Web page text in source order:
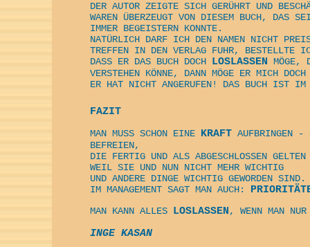
DER AUTOR ZEIGTE SICH GERÜHRT UND
WAREN ÜBERZEUGT VON DIESEM BUCH, DAS
IMMER BEGEISTERN KONNTE.
NATÜRLICH DARF ICH DEN NAMEN NICHT
TREFFEN IN DEN VERLAG FUHR, BESTELLTE
DASS ER DAS BUCH DOCH LOSLASSEN MÖGE,
VERSTEHEN KÖNNE, DANN MÖGE ER MICH
ER HAT NICHT ANGERUFEN! DAS BUCH IST IM
FAZIT
MAN MUSS SCHON EINE KRAFTAUFBRINGEN -
BEFREIEN,
DIE FERTIG UND ALS ABGESCHLOSSEN GELTEN
WEIL SIE UND NUN NICHT MEHR WICHTIG
UND ANDERE DINGE WICHTIG GEWORDEN SIND.
IM MANAGEMENT SAGT MAN AUCH:
MAN KANN ALLES LOSLASSEN, WENN MAN
INGE KASAN